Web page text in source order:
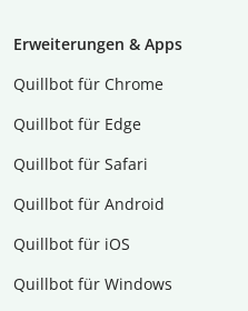
Erweiterungen & Apps
Quillbot für Chrome
Quillbot für Edge
Quillbot für Safari
Quillbot für Android
Quillbot für iOS
Quillbot für Windows